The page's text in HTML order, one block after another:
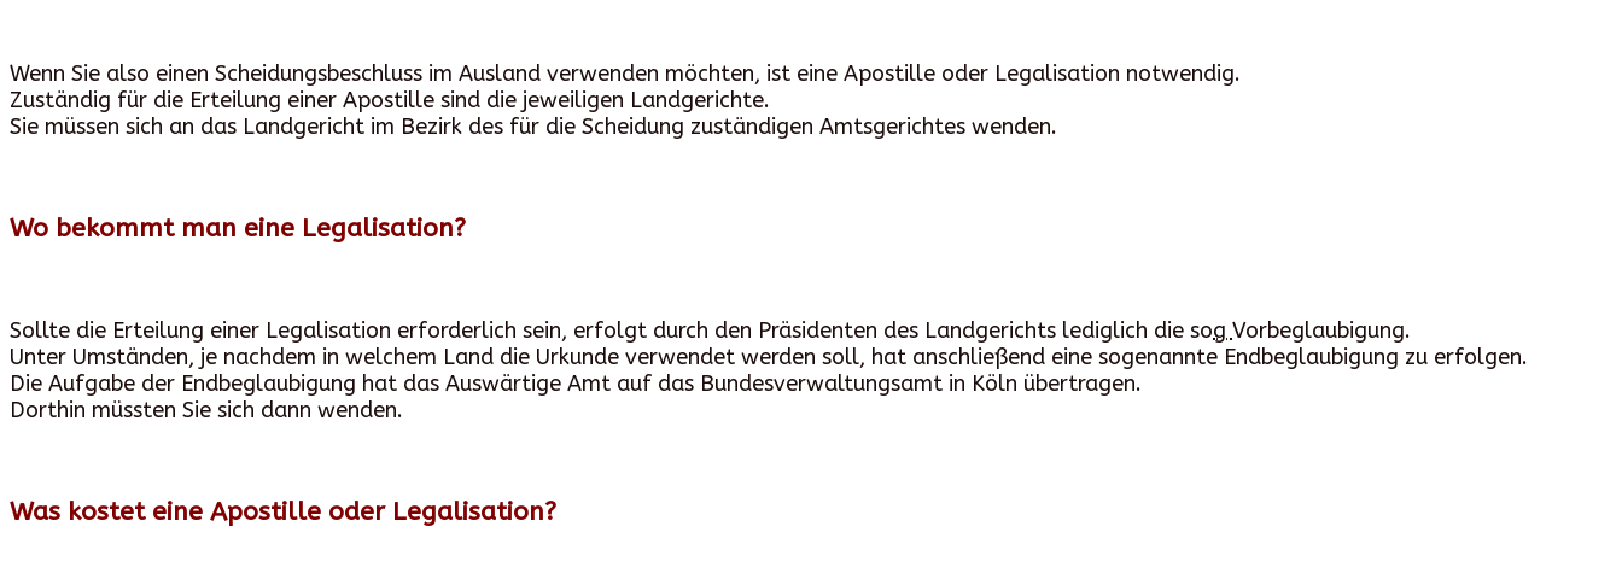
Wenn Sie also einen Scheidungsbeschluss im Ausland verwenden möchten, ist eine Apostille oder Legalisation notwendig.
Zuständig für die Erteilung einer Apostille sind die jeweiligen Landgerichte.
Sie müssen sich an das Landgericht im Bezirk des für die Scheidung zuständigen Amtsgerichtes wenden.
Wo bekommt man eine Legalisation?
Sollte die Erteilung einer Legalisation erforderlich sein, erfolgt durch den Präsidenten des Landgerichts lediglich die sogVorbeglaubigung.
Unter Umständen, je nachdem in welchem Land die Urkunde verwendet werden soll, hat anschließend eine sogenannte Endbeglaubigung zu erfolgen.
Die Aufgabe der Endbeglaubigung hat das Auswärtige Amt auf das Bundesverwaltungsamt in Köln übertragen.
Dorthin müssten Sie sich dann wenden.
Was kostet eine Apostille oder Legalisation?